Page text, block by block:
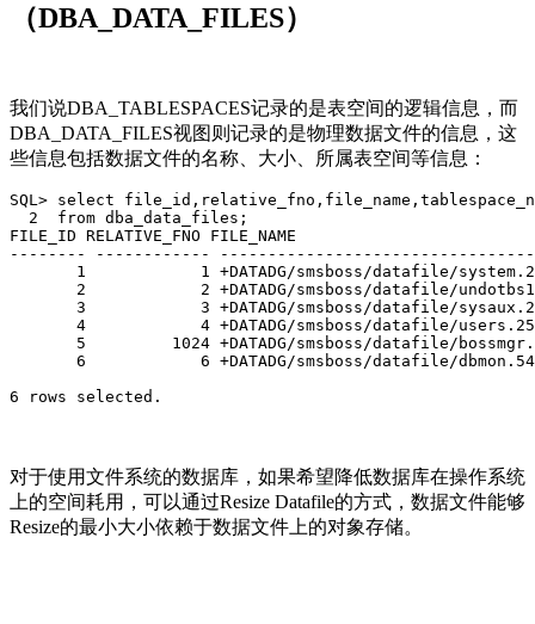
（DBA_DATA_FILES）
我们说DBA_TABLESPACES记录的是表空间的逻辑信息，而
DBA_DATA_FILES视图则记录的是物理数据文件的信息，这
些信息包括数据文件的名称、大小、所属表空间等信息：
SQL> select
2  from dba_data_files;
FILE_ID RELATIVE_FNO FILE_NAME
-------- ------------
1            1 +DATADG/smsboss/datafile/
2            2 +DATADG/smsboss/datafile/
3            3 +DATADG/smsboss/datafile/
4            4 +DATADG/smsboss/datafile/
5         1024 +DATADG/smsboss/datafile/
6            6 +DATADG/smsboss/datafile/
6 rows selected.
对于使用文件系统的数据库，如果希望降低数据库在操作系统
上的空间耗用，可以通过Resize Datafile的方式，数据文件能够
Resize的最小大小依赖于数据文件上的对象存储。